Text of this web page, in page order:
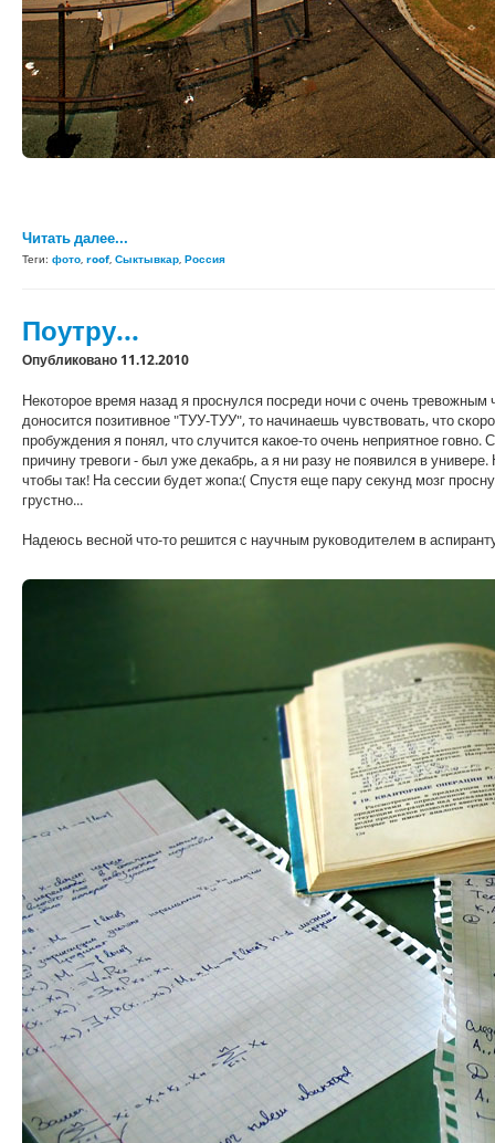
Читать далее...
Теги: фото, roof, Сыктывкар, Россия
Поутру...
Опубликовано 11.12.2010
Некоторое время назад я проснулся посреди ночи с очень тревожным
доносится позитивное "ТУУ-ТУУ", то начинаешь чувствовать, что
пробуждения я понял, что случится какое-то очень неприятное
причину тревоги - был уже декабрь, а я ни разу не появился в
чтобы так! На сессии будет жопа:( Спустя еще пару секунд мозг
грустно...
Надеюсь весной что-то решится с научным руководителем в